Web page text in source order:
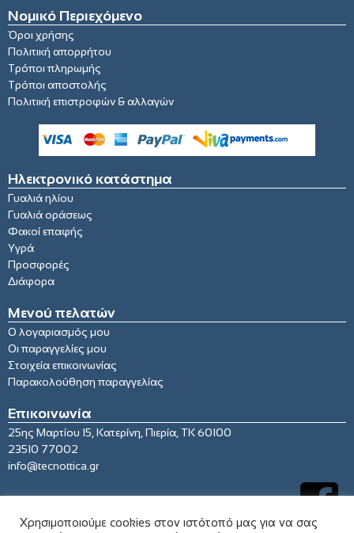
Νομικό Περιεχόμενο
Όροι χρήσης
Πολιτική απορρήτου
Τρόποι πληρωμής
Τρόποι αποστολής
Πολιτική επιστροφών & αλλαγών
Ηλεκτρονικό κατάστημα
Γυαλιά ηλίου
Γυαλιά οράσεως
Φακοί επαφής
Υγρά
Προσφορές
Διάφορα
Μενού πελατών
Ο λογαριασμός μου
Οι παραγγελίες μου
Στοιχεία επικοινωνίας
Παρακολούθηση παραγγελίας
Επικοινωνία
25ης Μαρτίου 15, Κατερίνη, Πιερία, ΤΚ 60100
23510 77002
info@tecnottica.gr
Χρησιμοποιούμε cookies στον ιστότοπό μας για να σας